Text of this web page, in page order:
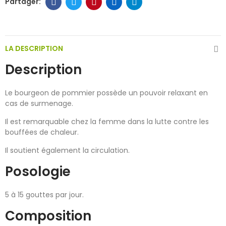
LA DESCRIPTION
Description
Le bourgeon de pommier possède un pouvoir relaxant en
cas de surmenage.
Il est remarquable chez la femme dans la lutte contre les
bouffées de chaleur.
Il soutient également la circulation.
Posologie
5 à 15 gouttes par jour.
Composition